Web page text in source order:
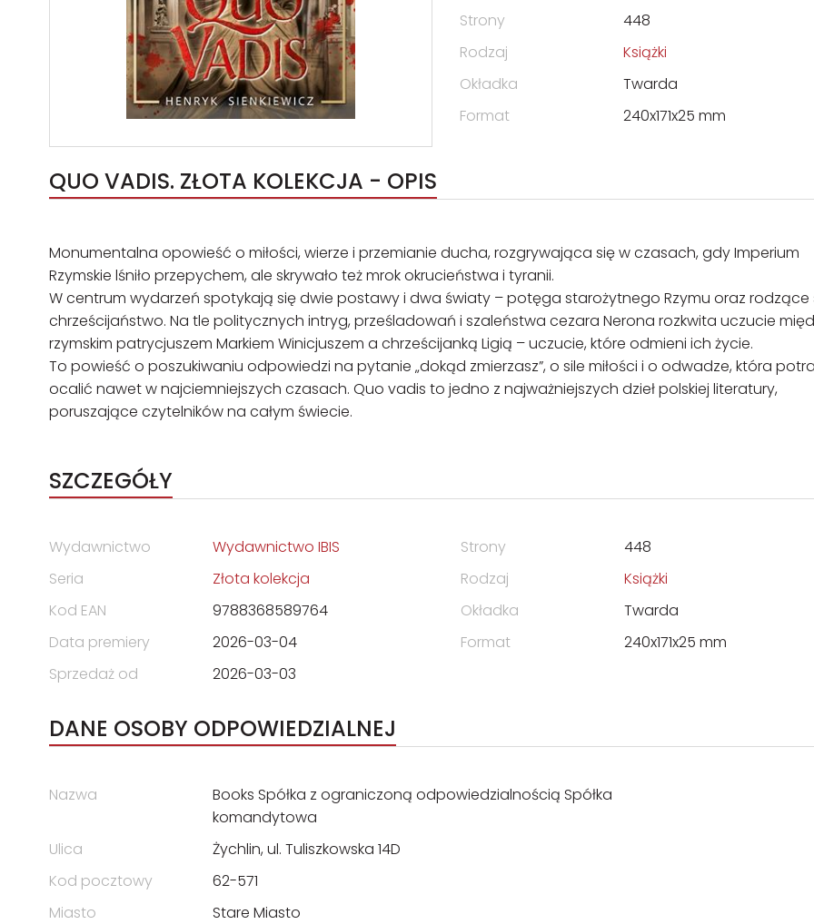
Strony
448
Rodzaj
Książki
Okładka
Twarda
Format
240x171x25 mm
QUO VADIS. ZŁOTA KOLEKCJA - OPIS
Monumentalna opowieść o miłości, wierze i przemianie ducha, rozgrywająca się w czasach, gdy Imperium
Rzymskie lśniło przepychem, ale skrywało też mrok okrucieństwa i tyranii.
W centrum wydarzeń spotykają się dwie postawy i dwa światy – potęga starożytnego Rzymu oraz rodzące
chrześcijaństwo. Na tle politycznych intryg, prześladowań i szaleństwa cezara Nerona rozkwita uczucie
rzymskim patrycjuszem Markiem Winicjuszem a chrześcijanką Ligią – uczucie, które odmieni ich życie.
To powieść o poszukiwaniu odpowiedzi na pytanie „dokąd zmierzasz”, o sile miłości i o odwadze, która
ocalić nawet w najciemniejszych czasach. Quo vadis to jedno z najważniejszych dzieł polskiej literatury,
poruszające czytelników na całym świecie.
SZCZEGÓŁY
Wydawnictwo
Wydawnictwo IBIS
Seria
Złota kolekcja
Kod EAN
9788368589764
Data premiery
2026-03-04
Sprzedaż od
2026-03-03
Strony
448
Rodzaj
Książki
Okładka
Twarda
Format
240x171x25 mm
DANE OSOBY ODPOWIEDZIALNEJ
Nazwa
Books Spółka z ograniczoną odpowiedzialnością Spółka
komandytowa
Ulica
Żychlin, ul. Tuliszkowska 14D
Kod pocztowy
62-571
Miasto
Stare Miasto